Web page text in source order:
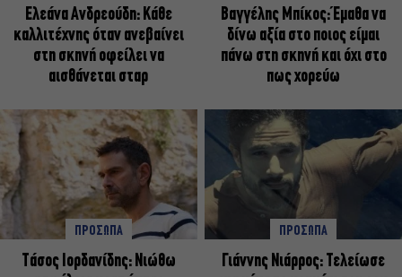
Ελεάνα Ανδρεούδη: Κάθε
καλλιτέχνης όταν ανεβαίνει
στη σκηνή οφείλει να
αισθάνεται σταρ
Βαγγέλης Μπίκος: Έμαθα να
δίνω αξία στο ποιος είμαι
πάνω στη σκηνή και όχι στο
πως χορεύω
ΠΡΟΣΩΠΑ
Tάσος Ιορδανίδης: Νιώθω
ΠΡΟΣΩΠΑ
Γιάννης Νιάρρος: Τελείωσε